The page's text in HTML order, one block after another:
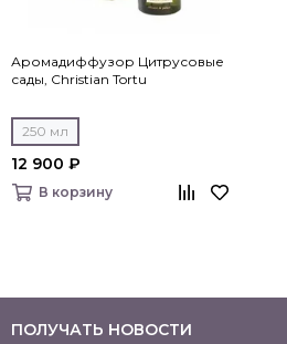
Аромадиффузор Цитрусовые
сады, Christian Tortu
250 мл
12 900 ₽
В корзину
ПОЛУЧАТЬ НОВОСТИ